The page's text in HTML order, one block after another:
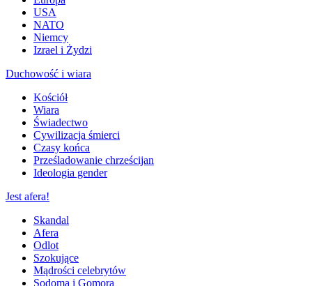
USA
NATO
Niemcy
Izrael i Żydzi
Duchowość i wiara
Kościół
Wiara
Świadectwo
Cywilizacja śmierci
Czasy końca
Prześladowanie chrześcijan
Ideologia gender
Jest afera!
Skandal
Afera
Odlot
Szokujące
Mądrości celebrytów
Sodoma i Gomora